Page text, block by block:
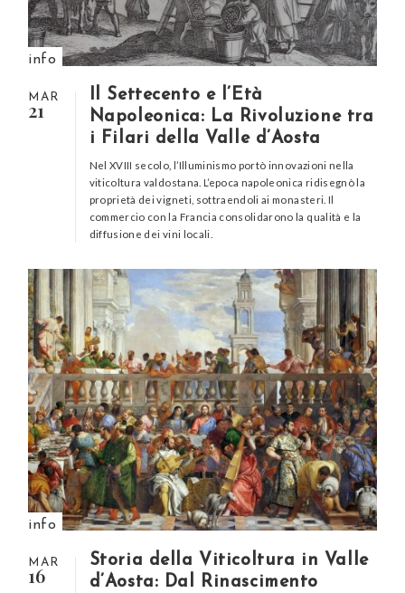
info
MAR
21
Il Settecento e l’Età
Napoleonica: La Rivoluzione tra
i Filari della Valle d’Aosta
Nel XVIII secolo, l’Illuminismo portò innovazioni nella
viticoltura valdostana. L’epoca napoleonica ridisegnò la
proprietà dei vigneti, sottraendoli ai monasteri. Il
commercio con la Francia consolidarono la qualità e la
diffusione dei vini locali.
info
MAR
16
Storia della Viticoltura in Valle
d’Aosta: Dal Rinascimento